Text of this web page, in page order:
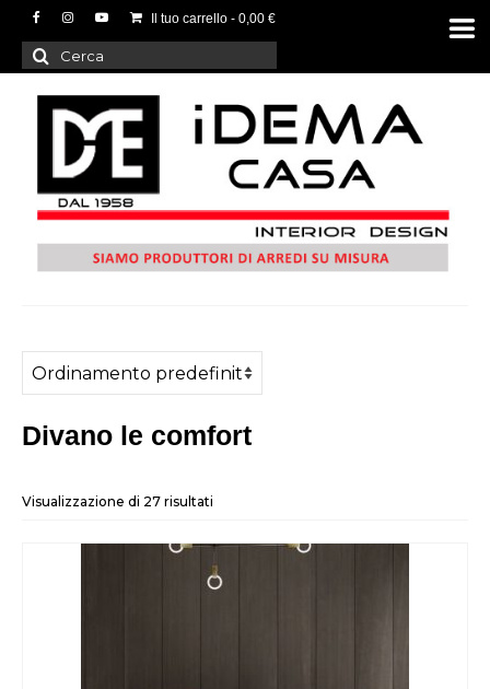
Il tuo carrello - 0,00 €
Cerca:
Divano le comfort
Visualizzazione di 27 risultati